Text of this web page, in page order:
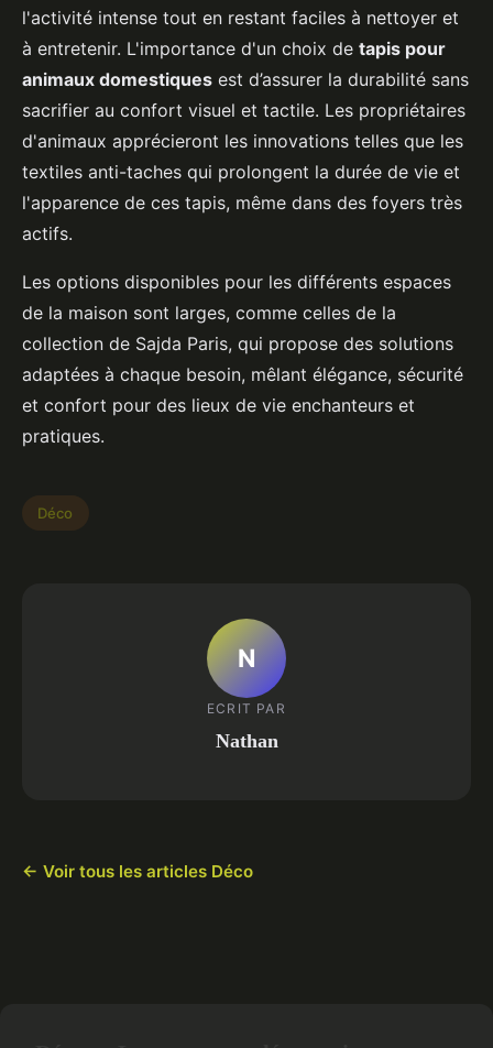
l'activité intense tout en restant faciles à nettoyer et
à entretenir. L'importance d'un choix de tapis pour
animaux domestiques est d’assurer la durabilité sans
sacrifier au confort visuel et tactile. Les propriétaires
d'animaux apprécieront les innovations telles que les
textiles anti-taches qui prolongent la durée de vie et
l'apparence de ces tapis, même dans des foyers très
actifs.
Les options disponibles pour les différents espaces
de la maison sont larges, comme celles de la
collection de Sajda Paris, qui propose des solutions
adaptées à chaque besoin, mêlant élégance, sécurité
et confort pour des lieux de vie enchanteurs et
pratiques.
Déco
N
ECRIT PAR
Nathan
← Voir tous les articles Déco